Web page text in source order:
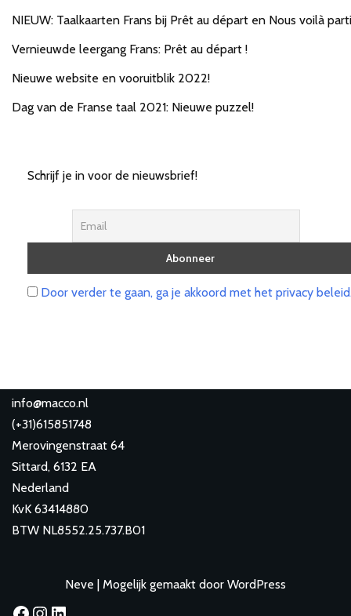
NIEUW: Taalkaarten Frans bij Prêt au départ en Nous voilà
Vernieuwde leergang Frans: Prêt au départ !
Nieuwe website en vooruitblik 2022!
Dag van de Franse taal 2021: Nieuwe puzzel!
Schrijf je in voor de nieuwsbrief!
Door verder te gaan, ga je akkoord met het privacy
info@macco.nl
(+31)615851748
Merovingenstraat 64
Sittard, 6132 EA
Nederland
KvK 63414880
BTW NL8552.25.737.B01
Neve | Mogelijk gemaakt door WordPress